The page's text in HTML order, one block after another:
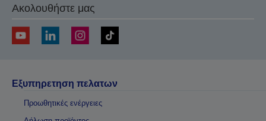
Ακολουθήστε μας
Εξυπηρετηση πελατων
Προωθητικές ενέργειες